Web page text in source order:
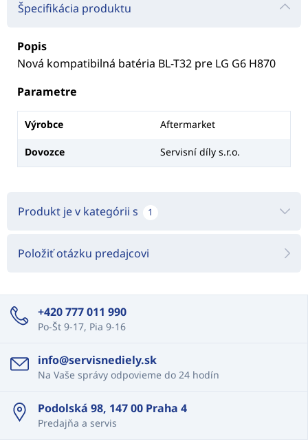
Špecifikácia produktu
Popis
Nová kompatibilná batéria BL-T32 pre LG G6 H870
Parametre
Výrobce Aftermarket
Dovozce Servisní díly s.r.o.
Produkt je v kategórii s 1
Položiť otázku predajcovi
+420 777 011 990
Po-Št 9-17, Pia 9-16
info@servisnediely.sk
Na Vaše správy odpovieme do 24 hodín
Podolská 98, 147 00 Praha 4
Predajňa a servis